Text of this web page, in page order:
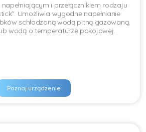
i przełącznikiem rodzaju
Umożliwia wygodne napełnianie
schłodzoną wodą pitną gazowaną,
wodą o temperaturze pokojowej.
Poznaj urządzenie